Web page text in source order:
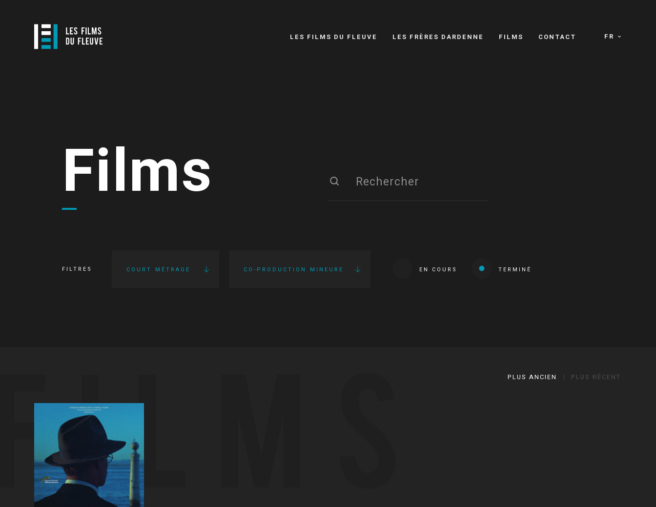
FR
LES FILMS DU FLEUVE LES FRÈRES DARDENNE FILMS CONTACT
Films
FILTRES COURT MÉTRAGE CO-PRODUCTION MINEURE EN COURS TERMINÉ
PLUS ANCIEN PLUS RÉCENT